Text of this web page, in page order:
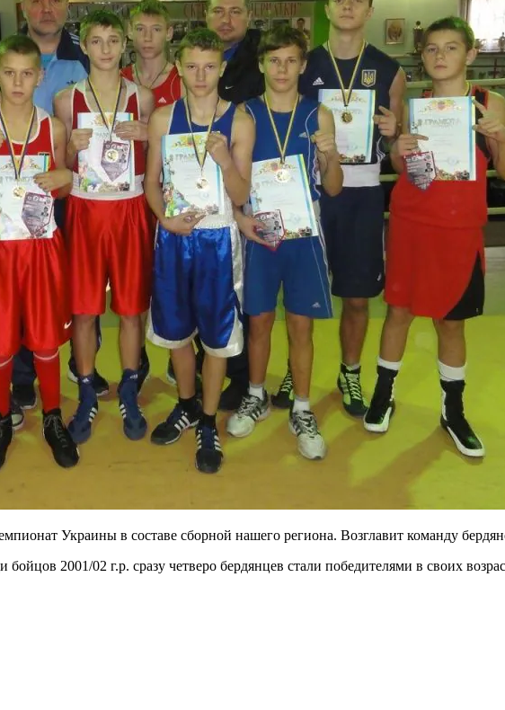
Украины в составе сборной нашего региона. Возглавит команду
бойцов 2001/02 г.р. сразу четверо бердянцев стали победителями в своих